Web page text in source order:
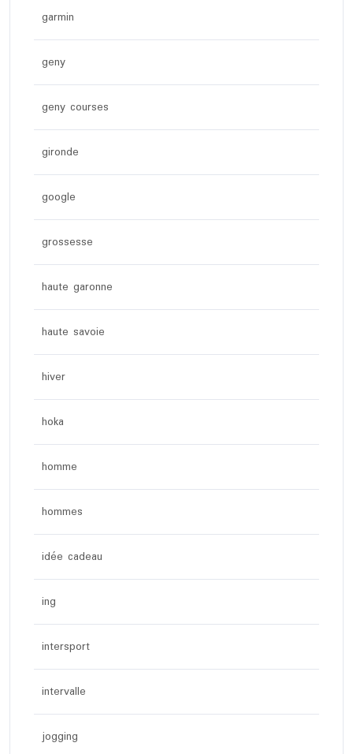
garmin
geny
geny courses
gironde
google
grossesse
haute garonne
haute savoie
hiver
hoka
homme
hommes
idée cadeau
ing
intersport
intervalle
jogging